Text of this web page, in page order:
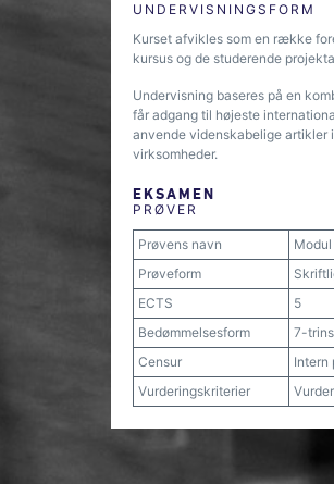
UNDERVISNINGSFORM
Kurset afvikles som en række
kursus og de studerende
Undervisning baseres på en
får adgang til højeste
anvende videnskabelige artikler
virksomheder.
EKSAMEN
PRØVER
Prøvens navn
Prøveform
ECTS
5
Bedømmelsesform
7-
Censur
Intern
Vurderingskriterier